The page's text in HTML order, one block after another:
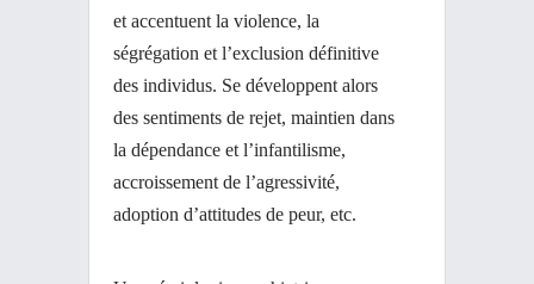
et accentuent la violence, la
ségrégation et l’exclusion définitive
des individus. Se développent alors
des sentiments de rejet, maintien dans
la dépendance et l’infantilisme,
accroissement de l’agressivité,
adoption d’attitudes de peur, etc.